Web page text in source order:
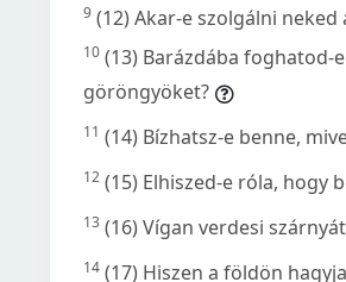
9 (12) Akar-e szolgálni
10 (13) Barázdába foghatod-
göröngyöket?
11 (14) Bízhatsz-e benne,
12 (15) Elhiszed-e róla, hogy
13 (16) Vígan verdesi
14 (17) Hiszen a földön